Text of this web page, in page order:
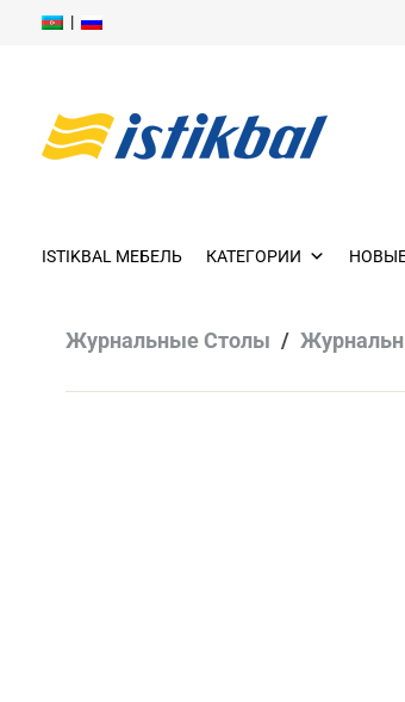
|
to
ISTIKBAL МЕБЕЛЬ КАТЕГОРИИ
Журнальные Столы /